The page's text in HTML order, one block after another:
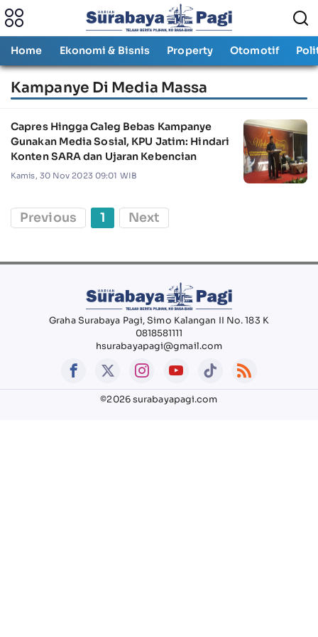
Home Ekonomi & Bisnis Property Otomotif
Kampanye Di Media Massa
Capres Hingga Caleg Bebas Kampanye
Gunakan Media Sosial, KPU Jatim: Hindari
Konten SARA dan Ujaran Kebencian
Kamis, 30 Nov 2023 09:01 WIB
Previous 1 Next
Graha Surabaya Pagi, Simo Kalangan II No. 183 K
0818581111
hsurabayapagi@gmail.com
©2026 surabayapagi.com